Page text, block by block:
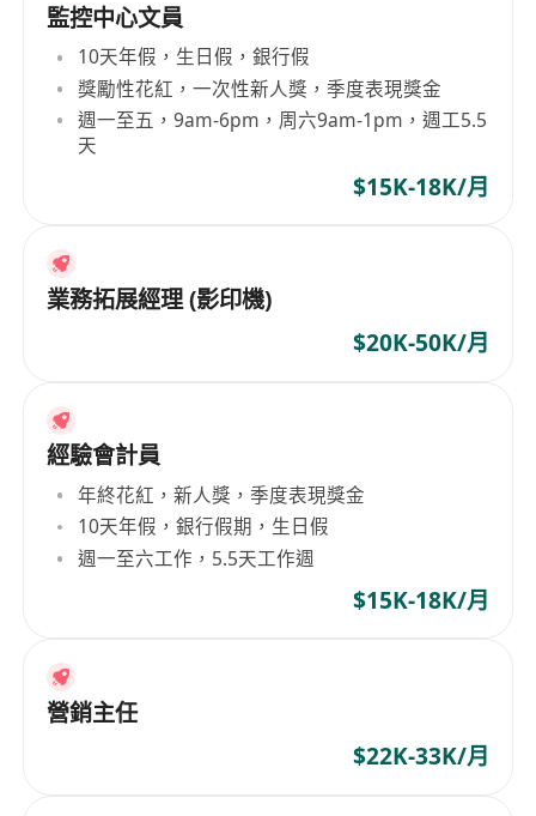
監控中心文員
10天年假，生日假，銀行假
獎勵性花紅，一次性新人獎，季度表現獎金
週一至五，9am-6pm，周六9am-1pm，週工5.5
天
$15K-18K/月
業務拓展經理 (影印機)
$20K-50K/月
經驗會計員
年終花紅，新人獎，季度表現獎金
10天年假，銀行假期，生日假
週一至六工作，5.5天工作週
$15K-18K/月
營銷主任
$22K-33K/月